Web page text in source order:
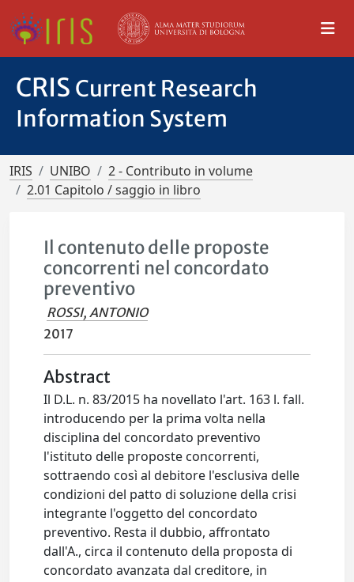
CRIS Current Research
Information System
IRIS UNIBO
2 - Contributo in volume
2.01 Capitolo / saggio in libro
Il contenuto delle proposte
concorrenti nel concordato
preventivo
ROSSI, ANTONIO
2017
Abstract
Il D.L. n. 83/2015 ha novellato l'art. 163 l. fall.
introducendo per la prima volta nella
disciplina del concordato preventivo
l'istituto delle proposte concorrenti,
sottraendo così al debitore l'esclusiva delle
condizioni del patto di soluzione della crisi
integrante l'oggetto del concordato
preventivo. Resta il dubbio, affrontato
dall'A., circa il contenuto della proposta di
concordato avanzata dal creditore, in